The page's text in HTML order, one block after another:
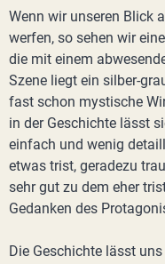
Wenn wir unseren Blick
werfen, so sehen wir
die mit einem
Szene liegt ein silber-
fast schon mystische
in der Geschichte lässt
einfach und wenig
etwas trist, geradezu
sehr gut zu dem eher
Gedanken des
Die Geschichte lässt